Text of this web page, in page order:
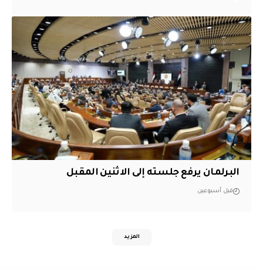
البرلمان يرفع جلسته إلى الاثنين المقبل
قبل أسبوعين
المزيد